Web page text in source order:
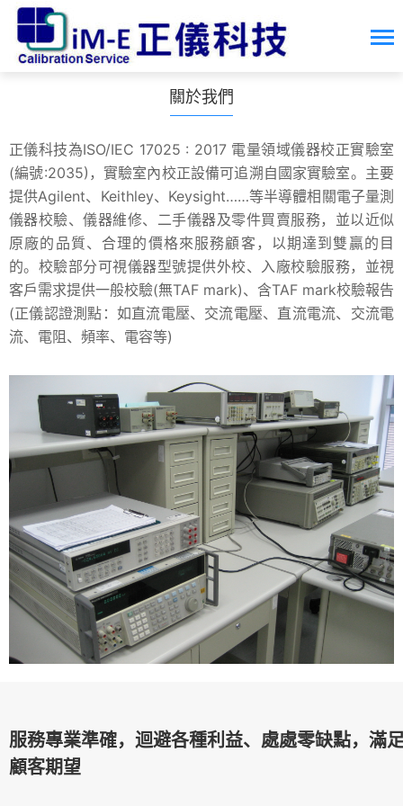
關於我們
正儀科技為ISO/IEC 17025 : 2017 電量領域儀器校正實驗室
(編號:2035)，實驗室內校正設備可追溯自國家實驗室。主要
提供Agilent、Keithley、Keysight……等半導體相關電子量測
儀器校驗、儀器維修、二手儀器及零件買賣服務，並以近似
原廠的品質、合理的價格來服務顧客，以期達到雙贏的目
的。校驗部分可視儀器型號提供外校、入廠校驗服務，並視
客戶需求提供一般校驗(無TAF mark)、含TAF mark校驗報告
(正儀認證測點：如直流電壓、交流電壓、直流電流、交流電
流、電阻、頻率、電容等)
服務專業準確，迴避各種利益、處處零缺點，滿
顧客期望